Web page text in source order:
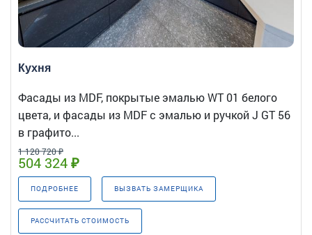
Кухня
Фасады из MDF, покрытые эмалью WT 01 белого
цвета, и фасады из MDF с эмалью и ручкой J GT 56
в графито...
1 120 720 ₽
504 324 ₽
ПОДРОБНЕЕ ВЫЗВАТЬ ЗАМЕРЩИКА
РАССЧИТАТЬ СТОИМОСТЬ